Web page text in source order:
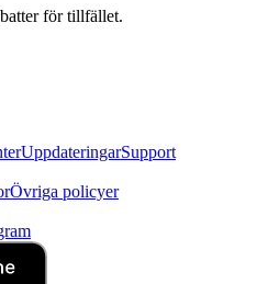
för tillfället.
UppdateringarSupport
Övriga policyer